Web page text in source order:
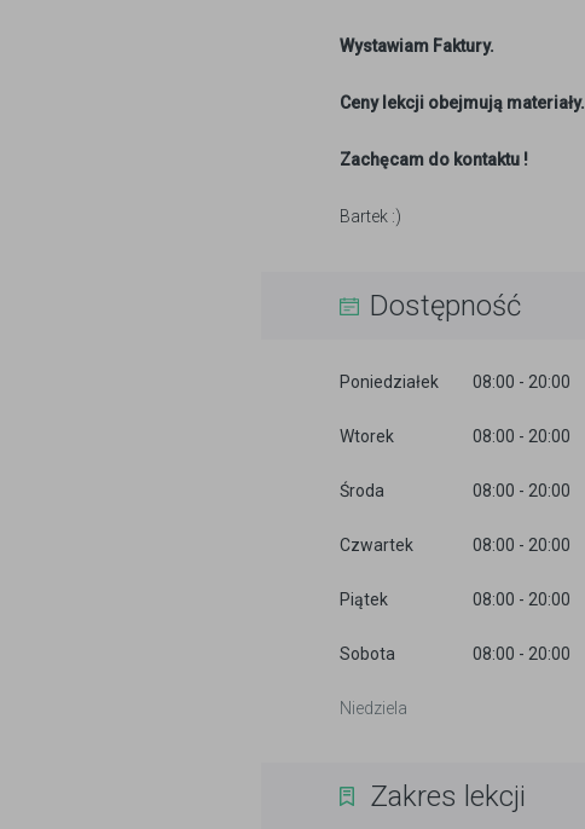
Wystawiam Faktury.
Ceny lekcji obejmują materiały.
Zachęcam do kontaktu !
Bartek :)
Dostępność
Poniedziałek 08:00 - 20:00
Wtorek 08:00 - 20:00
Środa 08:00 - 20:00
Czwartek 08:00 - 20:00
Piątek 08:00 - 20:00
Sobota 08:00 - 20:00
Niedziela
Zakres lekcji